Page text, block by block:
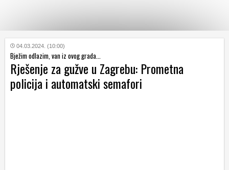
KATEGORIJE
HRVATSKI
WEB
04.03.2024. (10:00)
Bježim odlazim, van iz ovog grada...
Rješenje za gužve u Zagrebu: Prometna
policija i automatski semafori